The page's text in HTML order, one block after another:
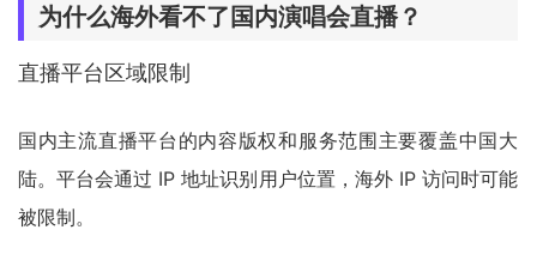
为什么海外看不了国内演唱会直播？
直播平台区域限制
国内主流直播平台的内容版权和服务范围主要覆盖中国大
陆。平台会通过 IP 地址识别用户位置，海外 IP 访问时可能
被限制。